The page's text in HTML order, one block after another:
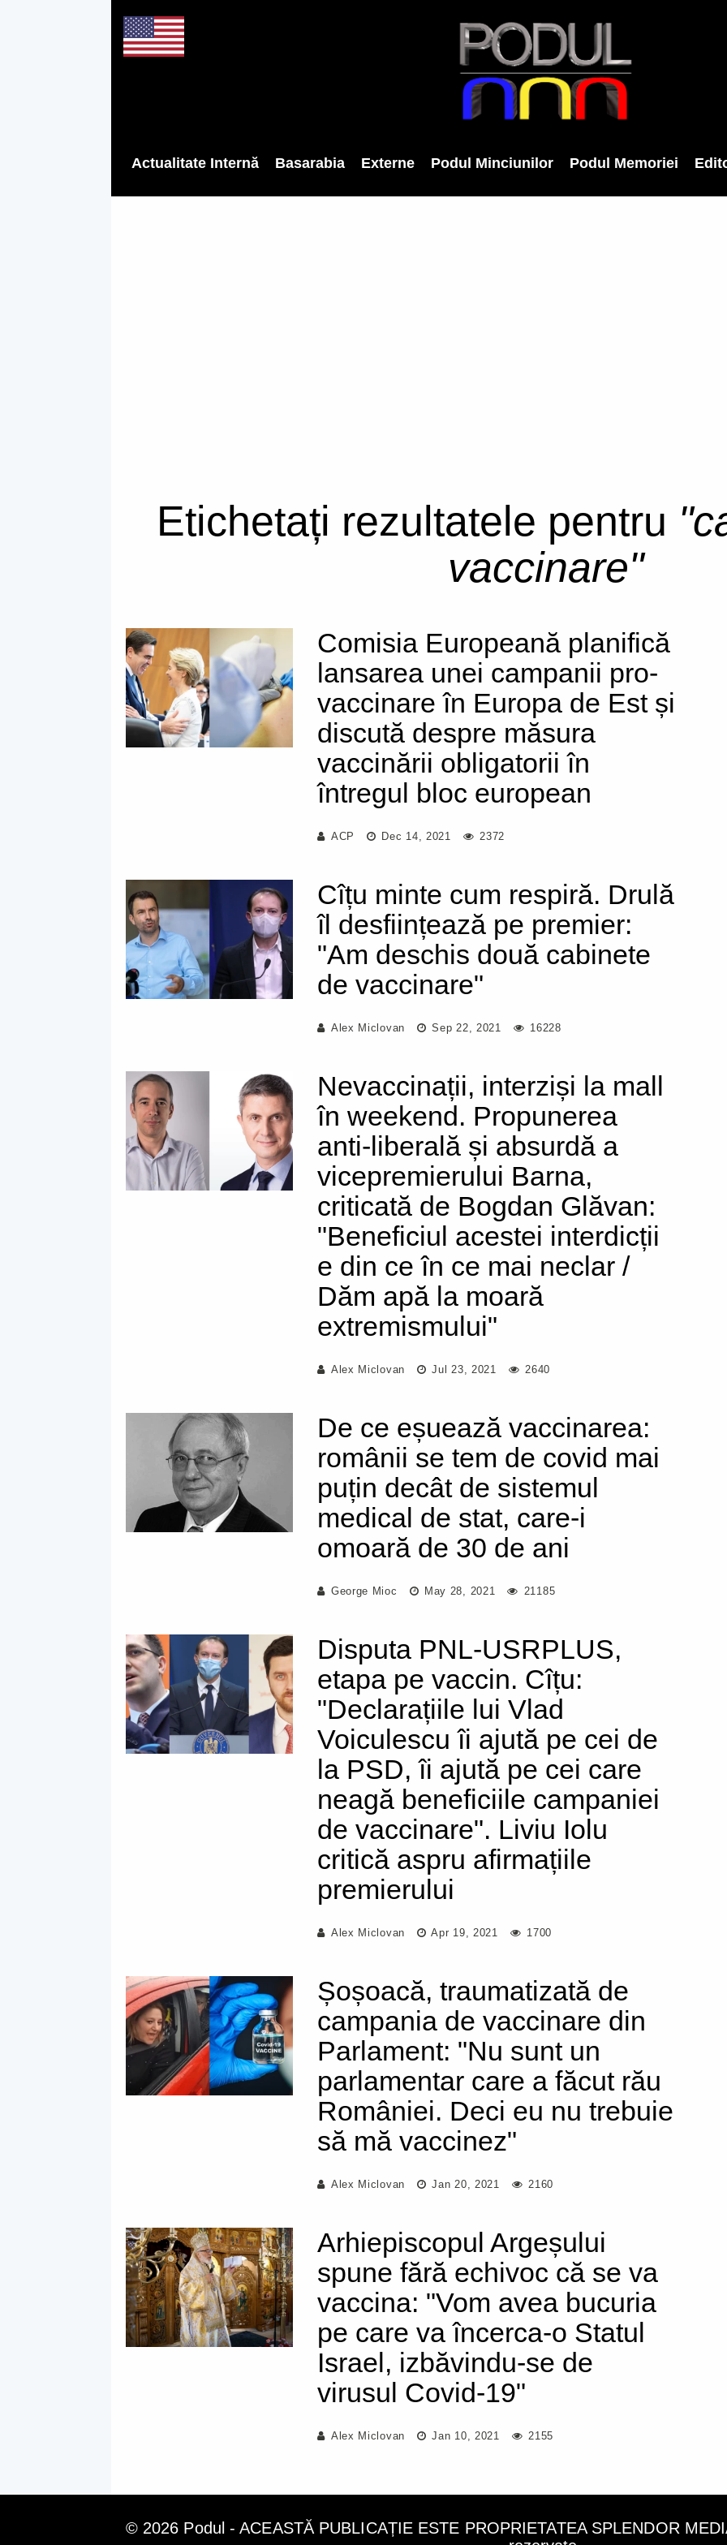
Actualitate Internă Basarabia Externe Podul Minciunilor Podul Memoriei
Etichetați rezultatele pentru
vaccinare"
Comisia Europeană planifică
lansarea unei campanii pro-
vaccinare în Europa de Est și
discută despre măsura
vaccinării obligatorii în
întregul bloc european
ACP Dec 14, 2021 2372
Cîțu minte cum respiră. Drulă
îl desființează pe premier:
"Am deschis două cabinete
de vaccinare"
Alex Miclovan Sep 22, 2021 16228
Nevaccinații, interziși la mall
în weekend. Propunerea
anti-liberală și absurdă a
vicepremierului Barna,
criticată de Bogdan Glăvan:
"Beneficiul acestei interdicții
e din ce în ce mai neclar /
Dăm apă la moară
extremismului"
Alex Miclovan Jul 23, 2021 2640
De ce eșuează vaccinarea:
românii se tem de covid mai
puțin decât de sistemul
medical de stat, care-i
omoară de 30 de ani
George Mioc May 28, 2021 21185
Disputa PNL-USRPLUS,
etapa pe vaccin. Cîțu:
"Declarațiile lui Vlad
Voiculescu îi ajută pe cei de
la PSD, îi ajută pe cei care
neagă beneficiile campaniei
de vaccinare". Liviu Iolu
critică aspru afirmațiile
premierului
Alex Miclovan Apr 19, 2021 1700
Șoșoacă, traumatizată de
campania de vaccinare din
Parlament: "Nu sunt un
parlamentar care a făcut rău
României. Deci eu nu trebuie
să mă vaccinez"
Alex Miclovan Jan 20, 2021 2160
Arhiepiscopul Argeșului
spune fără echivoc că se va
vaccina: "Vom avea bucuria
pe care va încerca-o Statul
Israel, izbăvindu-se de
virusul Covid-19"
Alex Miclovan Jan 10, 2021 2155
© 2026 Podul - ACEASTĂ PUBLICAȚIE ESTE PROPRIETATEA SPLENDOR